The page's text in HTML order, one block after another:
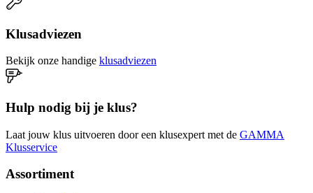
Klusadviezen
Bekijk onze handige klusadviezen
Hulp nodig bij je klus?
Laat jouw klus uitvoeren door een klusexpert met de GAMMA
Klusservice
Assortiment